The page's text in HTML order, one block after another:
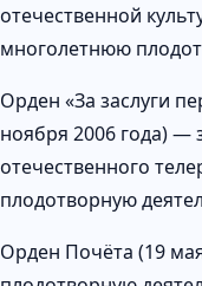
отечественной
многолетнюю
Орден «За заслуги
ноября 2006 года) —
отечественного
плодотворную
Орден Почёта (19